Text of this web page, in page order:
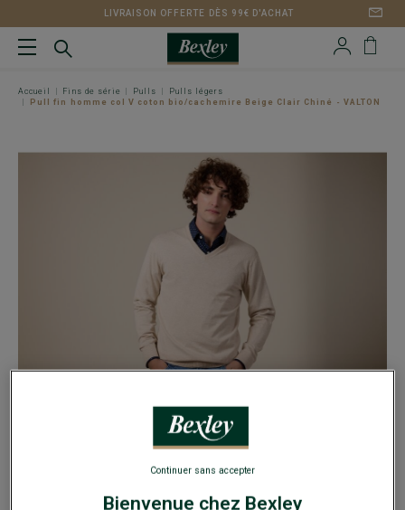
LIVRAISON OFFERTE DÈS 99€ D'ACHAT
Accueil Fins de série Pulls
Pulls légers
Pull fin homme col V coton bio/cachemire Beige Clair Chiné - VALTON
Bienvenue chez Bexley
Continuer sans accepter